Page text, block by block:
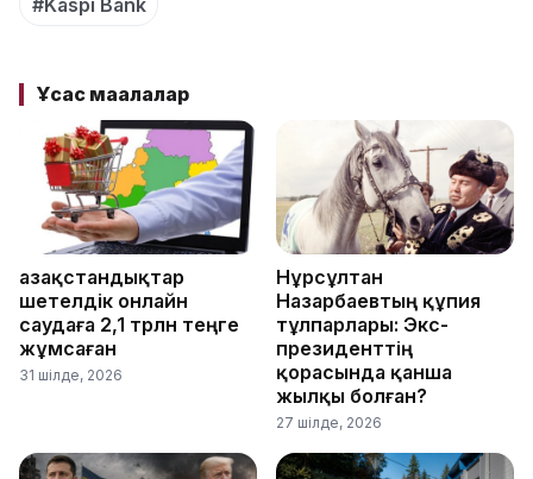
Ұқсас мақалалар
Қазақстандықтар
шетелдік онлайн
саудаға 2,1 трлн теңге
жұмсаған
31 шілде, 2026
Нұрсұлтан
Назарбаевтың құпия
тұлпарлары: Экс-
президенттің
қорасында қанша
жылқы болған?
27 шілде, 2026